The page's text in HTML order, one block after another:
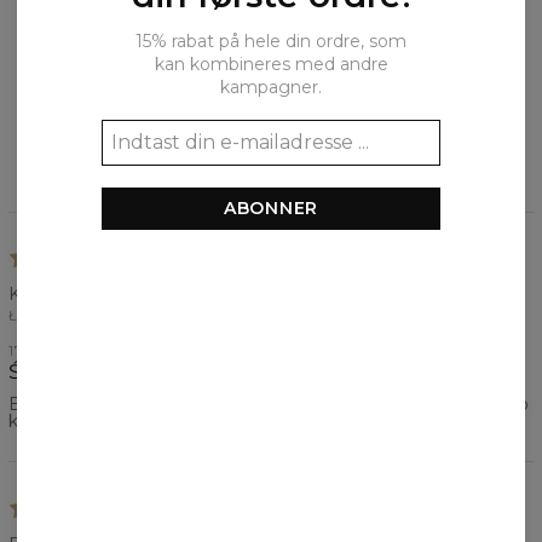
Hvad synes kunderne om produktet?
Tilføj en anmeldelse
Katarzyna
ŁÓDŹ, POLSKA
17. OKTOBER 2021
Świetna bluza
Bardzo przyjemny materiał, wygodna bluza, trwały nadruk, po
kilku latach nadal pełen kolorów :) Świetna jakość!
15% rabat på hele din ordre, som
kan kombineres med andre
kampagner.
ABONNER